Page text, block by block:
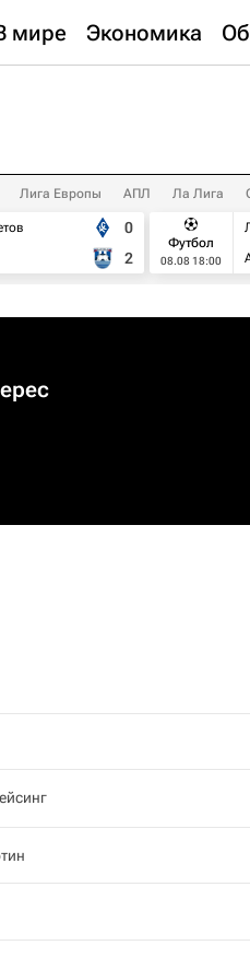
мире Экономика
Лига Европы АПЛ Ла Лига
0
2
Футбол
08.08 18:00